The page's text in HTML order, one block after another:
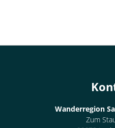
Wanderregion
Zum